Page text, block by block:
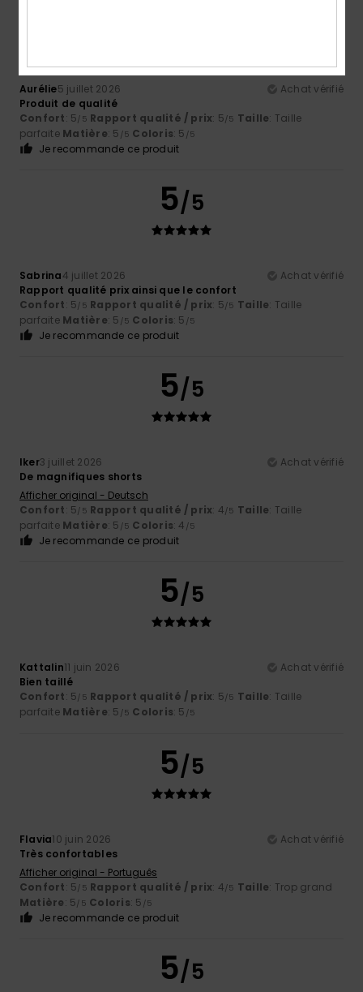
Aurélie5 juillet 2026
Achat vérifié
Produit de qualité
Confort: 5/5 Rapport qualité / prix: 5/5 Taille: Taille
parfaite Matière: 5 /5 Coloris: 5 /5
Je recommande ce produit
5/5
Sabrina4 juillet 2026
Achat vérifié
Rapport qualité prix ainsi que le confort
Confort: 5/5 Rapport qualité / prix: 5/5 Taille: Taille
parfaite Matière: 5 /5 Coloris: 5 /5
Je recommande ce produit
5/5
Iker3 juillet 2026
Achat vérifié
De magnifiques shorts
Afficher original - Deutsch
Confort: 5/5 Rapport qualité / prix: 4/5 Taille: Taille
parfaite Matière: 5 /5 Coloris: 4 /5
Je recommande ce produit
5/5
Kattalin11 juin 2026
Achat vérifié
Bien taillé
Confort: 5/5 Rapport qualité / prix: 5/5 Taille: Taille
parfaite Matière: 5 /5 Coloris: 5 /5
5/5
Flavia10 juin 2026
Achat vérifié
Très confortables
Afficher original - Português
Confort: 5/5 Rapport qualité / prix: 4/5 Taille: Trop grand
Matière: 5/5 Coloris: 5 /5
Je recommande ce produit
5/5